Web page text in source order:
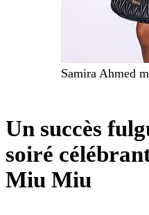
Samira Ahmed
Un succès
soiré
Miu Miu